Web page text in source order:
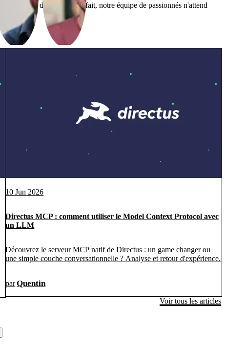
— Soucieuse du travail bien fait, notre équipe de passionnés n'attend
10 Jun 2026
Directus MCP : comment utiliser le Model Context Protocol avec
un LLM
Découvrez le serveur MCP natif de Directus : un game changer ou
une simple couche conversationnelle ? Analyse et retour d'expérience.
parQuentin
Voir tous les articles